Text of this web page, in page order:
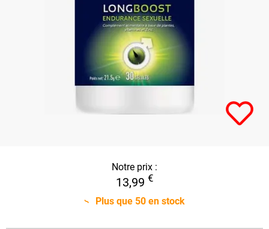
Notre prix :
13,99 €
Plus que 50 en stock